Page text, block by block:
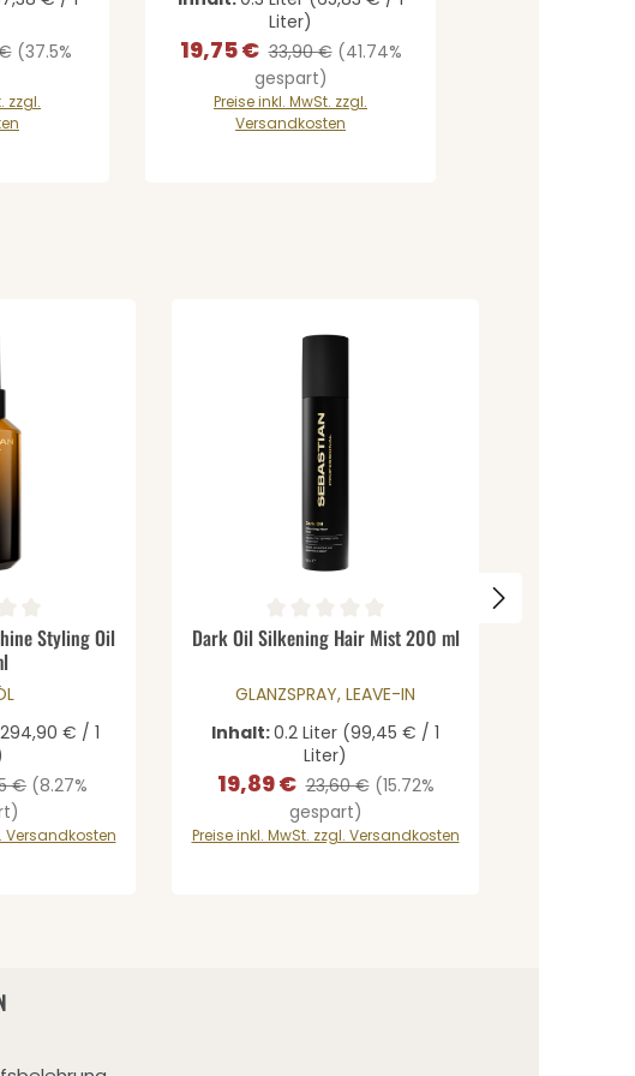
Preis:
(37.5%
zzgl.
Liter)
Verkaufspreis:
19,75 € Regulärer Preis:
33,90 € (41.74%
gespart)
Preise inkl. MwSt. zzgl.
Versandkosten
die Schaltflächen um die Anzahl zu
Wert ein oder benutze die
Gib den gewünschten Wert ein oder
von 0 von 5 Sternen
Styling Oil
€ / 1
Preis:
€ (8.27%
Versandkosten
Produkt Anzahl: Gib den
Durchschnittliche Bewertung von 0 von 5 Sternen
Dark Oil Silkening Hair Mist 200 ml
GLANZSPRAY, LEAVE-IN
Inhalt:0.2 Liter (99,45 € / 1
Liter)
Verkaufspreis:
19,89 € Regulärer Preis:
23,60 € (15.72%
gespart)
Preise inkl. MwSt. zzgl. Versandkosten